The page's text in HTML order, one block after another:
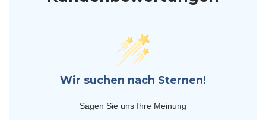
Wir suchen nach Sternen!
Sagen Sie uns Ihre Meinung